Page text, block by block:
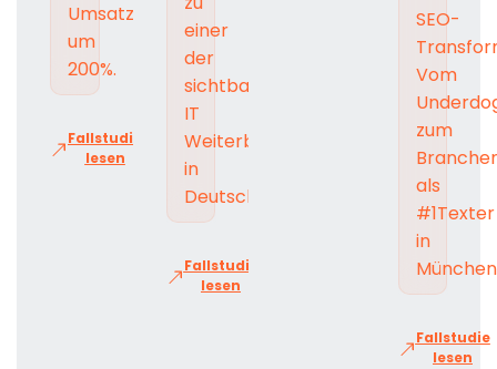
Umsatzes
um
200%.
Fallstudie
lesen
einer
der
sichtbarsten
IT
Weiterbildungen
in
Deutschland.
Fallstudie
lesen
SEO-
Vom
zum
als
#1Texter
in
Fallstudie
lesen